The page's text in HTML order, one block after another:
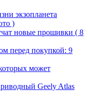
экзопланета
)
новые прошивки ( 8
перед покупкой: 9
может
Geely Atlas